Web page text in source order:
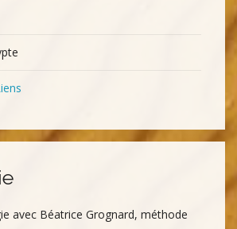
avec Béatrice Grognard, méthode